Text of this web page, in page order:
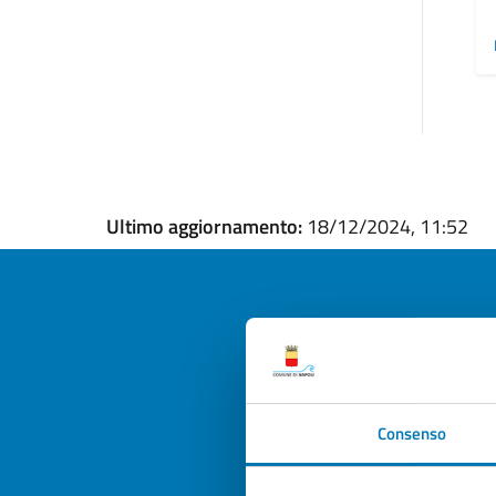
Consenso
Ultimo aggiornamento: 18/12/2024, 11:52
Valuta la